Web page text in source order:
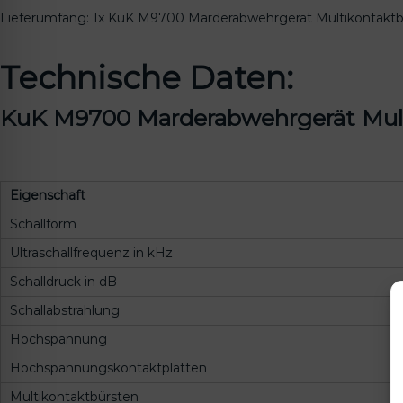
Lieferumfang: 1x KuK M9700 Marderabwehrgerät
Technische Daten:
KuK M9700 Marderabwehrgerät
Eigenschaft
Schallform
Ultraschallfrequenz in kHz
Schalldruck in dB
Schallabstrahlung
Hochspannung
Hochspannungskontaktplatten
Multikontaktbürsten